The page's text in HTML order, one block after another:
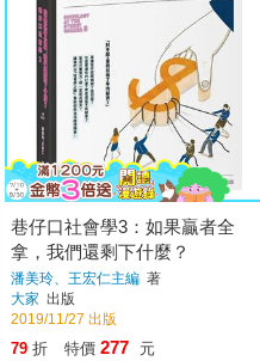
巷仔口社會學3：如果贏者全
拿，我們還剩下什麼？
潘美玲、王宏仁主編著
大家 出版
2019/11/27 出版
79 折 特價 277 元